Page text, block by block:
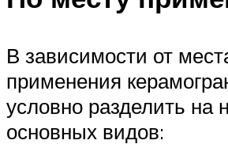
В зависимости от
применения
условно разделить на
основных видов: